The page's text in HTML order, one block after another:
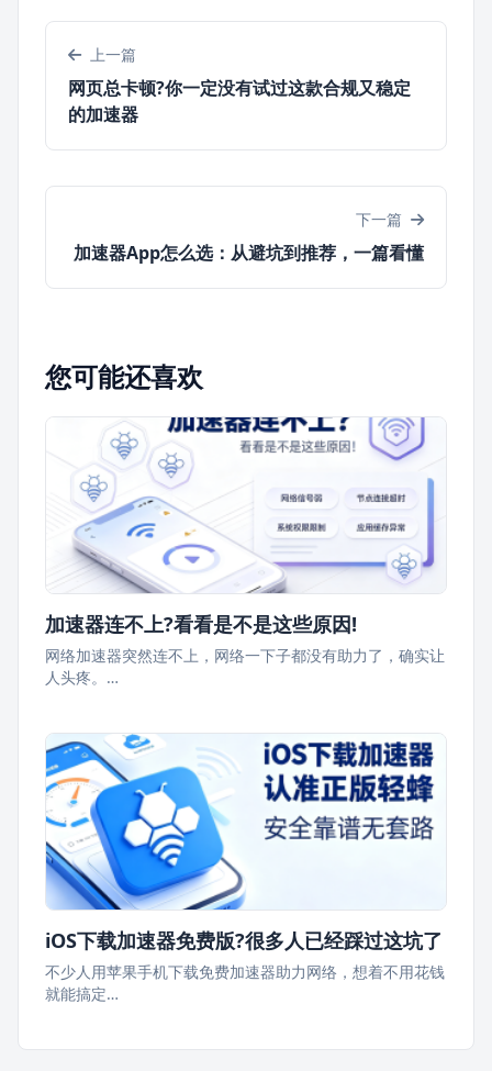
上一篇
网页总卡顿?你一定没有试过这款合规又稳定
的加速器
下一篇
加速器App怎么选：从避坑到推荐，一篇看懂
您可能还喜欢
加速器连不上?看看是不是这些原因!
网络加速器突然连不上，网络一下子都没有助力了，确实让
人头疼。…
iOS下载加速器免费版?很多人已经踩过这坑了
不少人用苹果手机下载免费加速器助力网络，想着不用花钱
就能搞定…